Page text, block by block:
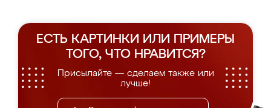
ЕСТЬ КАРТИНКИ ИЛИ ПРИМЕРЫ
ТОГО, ЧТО НРАВИТСЯ?
Присылайте — сделаем также или
лучше!